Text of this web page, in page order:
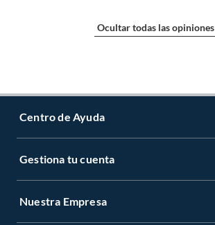
Ocultar todas las opiniones
Centro de Ayuda
Servicio al Cliente
Gestiona tu cuenta
Gestiona tu cuenta
Nuestra Empresa